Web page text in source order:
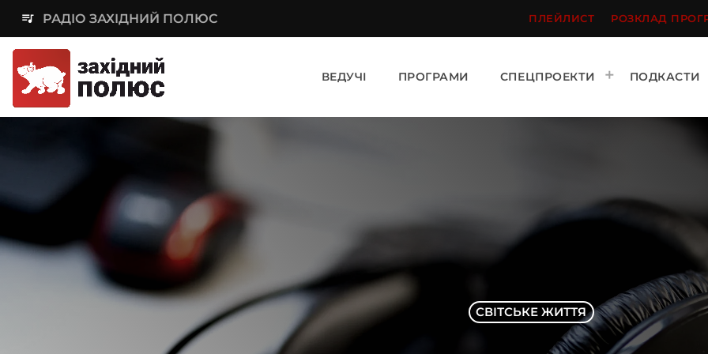
queue_music РАДІО ЗАХІДНИЙ ПОЛЮС ПЛЕЙЛИСТ РОЗКЛАД
ВЕДУЧІ ПРОГРАМИ СПЕЦПРОЕКТИ ПОДКАСТИ
СВІТСЬКЕ ЖИТТЯ